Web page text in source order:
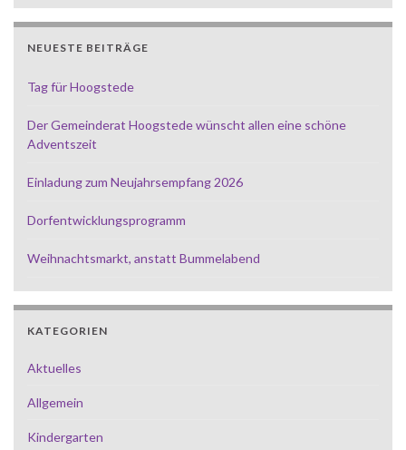
NEUESTE BEITRÄGE
Tag für Hoogstede
Der Gemeinderat Hoogstede wünscht allen eine schöne
Adventszeit
Einladung zum Neujahrsempfang 2026
Dorfentwicklungsprogramm
Weihnachtsmarkt, anstatt Bummelabend
KATEGORIEN
Aktuelles
Allgemein
Kindergarten